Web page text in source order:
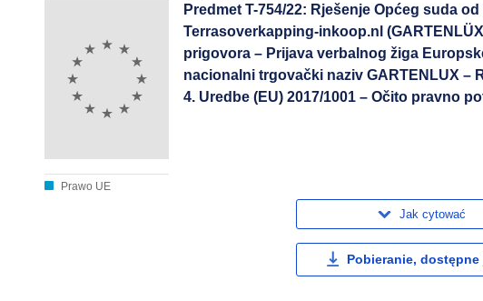
Prawo UE
Predmet T-754/22: Rješenje Općeg suda
Terrasoverkapping-inkoop.nl
prigovora – Prijava verbalnog žiga
nacionalni trgovački naziv GARTENLUX –
4. Uredbe (EU) 2017/1001 – Očito pravno
Jak cytować
Pobieranie, dostępne